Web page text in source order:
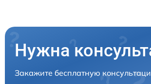
Нужна
Закажите бесплатную